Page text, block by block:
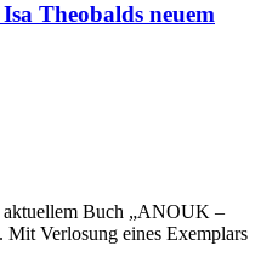
Theobalds neuem
aktuellem Buch „ANOUK –
Verlosung eines Exemplars